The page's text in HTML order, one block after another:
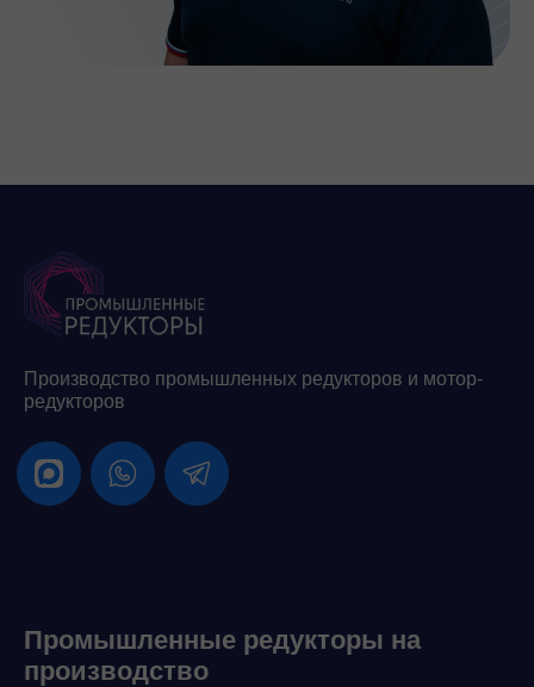
Производство промышленных редукторов и мотор-
редукторов
Промышленные редукторы на
производство